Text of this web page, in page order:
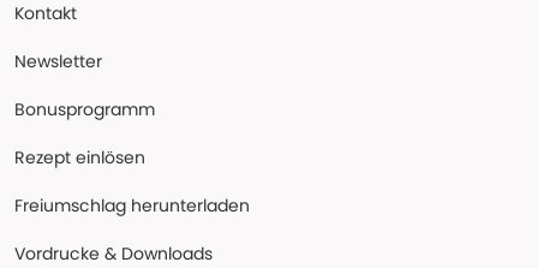
Kontakt
Newsletter
Bonusprogramm
Rezept einlösen
Freiumschlag herunterladen
Vordrucke & Downloads